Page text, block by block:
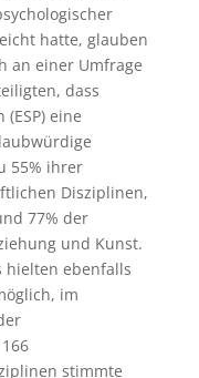
hatte, glauben
an einer Umfrage
dass
eine
55% ihrer
Disziplinen,
77% der
und Kunst.
hielten ebenfalls
im
stimmte